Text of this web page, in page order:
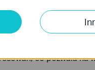
w celu analizy
przez
co pozwala na